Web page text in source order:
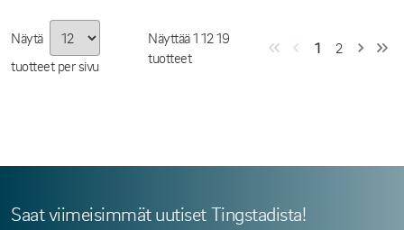
Näytä
tuotteet per sivu
Näyttää1 1219
tuotteet
1 2
Saat viimeisimmät uutiset Tingstadista!